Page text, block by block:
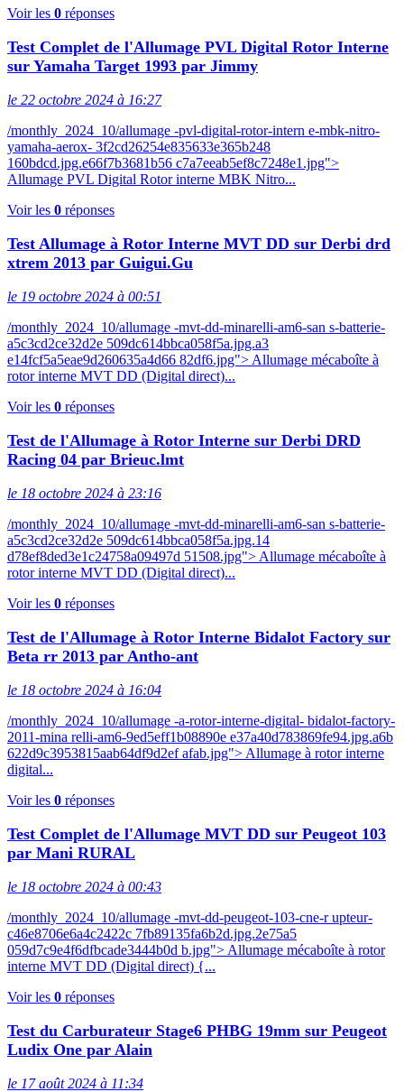
Voir les 0 réponses
Test Complet de l'Allumage PVL Digital Rotor Interne
sur Yamaha Target 1993 par Jimmy
le 22 octobre 2024 à 16:27
/monthly_2024_10/allumage -pvl-digital-rotor-intern e-mbk-nitro-
yamaha-aerox- 3f2cd26254e835633e365b248
160bdcd.jpg.e66f7b3681b56 c7a7eeab5ef8c7248e1.jpg">
Allumage PVL Digital Rotor interne MBK Nitro...
Voir les 0 réponses
Test Allumage à Rotor Interne MVT DD sur Derbi drd
xtrem 2013 par Guigui.Gu
le 19 octobre 2024 à 00:51
/monthly_2024_10/allumage -mvt-dd-minarelli-am6-san s-batterie-
a5c3cd2ce32d2e 509dc614bbca058f5a.jpg.a3
e14fcf5a5eae9d260635a4d66 82df6.jpg"> Allumage mécaboîte à
rotor interne MVT DD (Digital direct)...
Voir les 0 réponses
Test de l'Allumage à Rotor Interne sur Derbi DRD
Racing 04 par Brieuc.lmt
le 18 octobre 2024 à 23:16
/monthly_2024_10/allumage -mvt-dd-minarelli-am6-san s-batterie-
a5c3cd2ce32d2e 509dc614bbca058f5a.jpg.14
d78ef8ded3e1c24758a09497d 51508.jpg"> Allumage mécaboîte à
rotor interne MVT DD (Digital direct)...
Voir les 0 réponses
Test de l'Allumage à Rotor Interne Bidalot Factory sur
Beta rr 2013 par Antho-ant
le 18 octobre 2024 à 16:04
/monthly_2024_10/allumage -a-rotor-interne-digital- bidalot-factory-
2011-mina relli-am6-9ed5eff1b08890e e37a40d783869fe94.jpg.a6b
622d9c3953815aab64df9d2ef afab.jpg"> Allumage à rotor interne
digital...
Voir les 0 réponses
Test Complet de l'Allumage MVT DD sur Peugeot 103
par Mani RURAL
le 18 octobre 2024 à 00:43
/monthly_2024_10/allumage -mvt-dd-peugeot-103-cne-r upteur-
c46e8706e6a4c2422c 7fb89135fa6b2d.jpg.2e75a5
059d7c9e4f6dfbcade3444b0d b.jpg"> Allumage mécaboîte à rotor
interne MVT DD (Digital direct) {...
Voir les 0 réponses
Test du Carburateur Stage6 PHBG 19mm sur Peugeot
Ludix One par Alain
le 17 août 2024 à 11:34